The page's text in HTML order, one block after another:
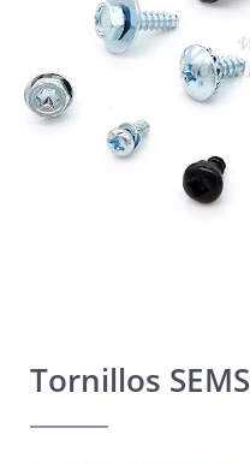
Tornillos SEMS